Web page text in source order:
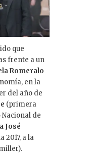
que
frente a un
Romeralo
en la
del año de
(primera
de
José
2017, a la